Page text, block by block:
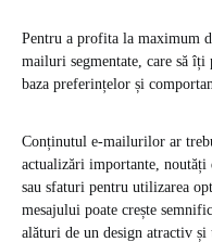
Pentru a profita la maximum
mailuri segmentate, care să
baza preferințelor și
Conținutul e-mailurilor ar
actualizări importante,
sau sfaturi pentru utilizarea
mesajului poate crește
alături de un design atractiv și